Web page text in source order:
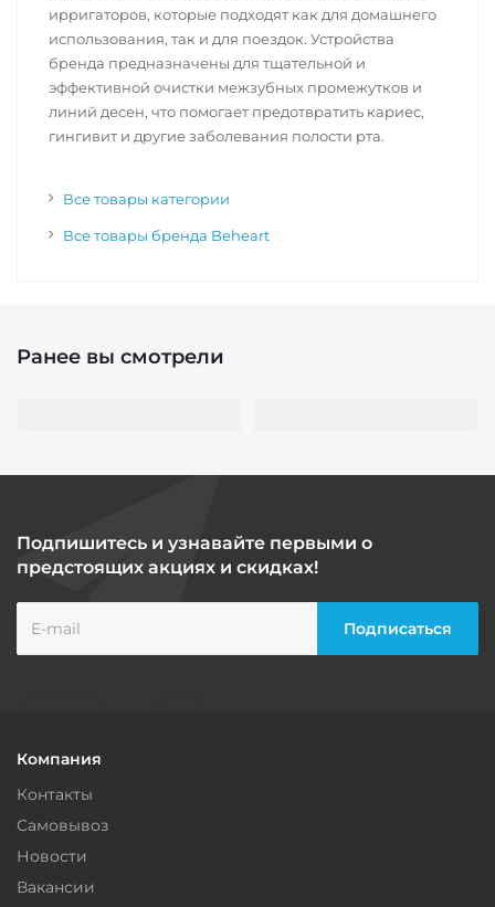
ирригаторов, которые подходят как для домашнего
использования, так и для поездок. Устройства
бренда предназначены для тщательной и
эффективной очистки межзубных промежутков и
линий десен, что помогает предотвратить кариес,
гингивит и другие заболевания полости рта.
Все товары категории
Все товары бренда Beheart
Ранее вы смотрели
Подпишитесь и узнавайте первыми о
предстоящих акциях и скидках!
Компания
Контакты
Самовывоз
Новости
Вакансии